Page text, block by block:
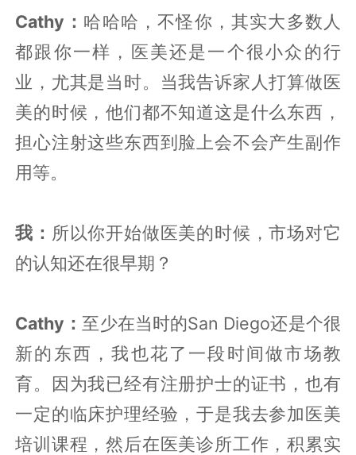
Cathy： 哈哈哈，不怪你，其实大多数人
都跟你一样，医美还是一个很小众的行
业，尤其是当时。当我告诉家人打算做医
美的时候，他们都不知道这是什么东西，
担心注射这些东西到脸上会不会产生副作
用等。
我： 所以你开始做医美的时候，市场对它
的认知还在很早期？
Cathy： 至少在当时的San Diego还是个很
新的东西，我也花了一段时间做市场教
育。因为我已经有注册护士的证书，也有
一定的临床护理经验，于是我去参加医美
培训课程，然后在医美诊所工作，积累实